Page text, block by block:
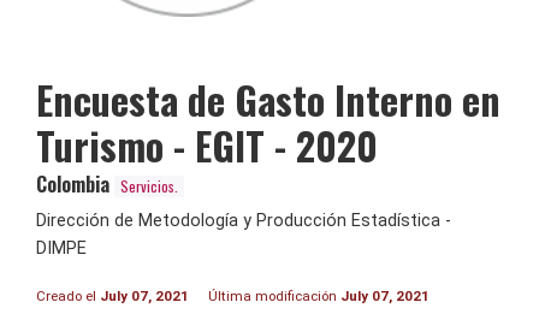
Encuesta de Gasto Interno en
Turismo - EGIT - 2020
Colombia Servicios.
Dirección de Metodología y Producción Estadística -
DIMPE
Creado el July 07, 2021 Última modificación July 07, 2021